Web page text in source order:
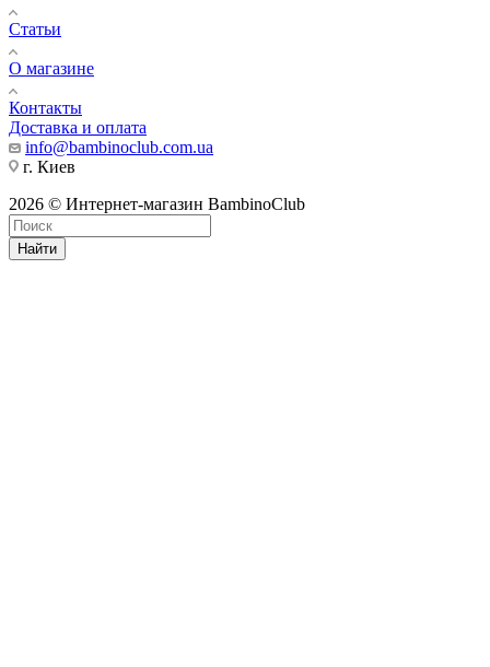
Статьи
О магазине
Контакты
Доставка и оплата
info@bambinoclub.com.ua
г. Киев
2026 © Интернет-магазин BambinoClub
Найти